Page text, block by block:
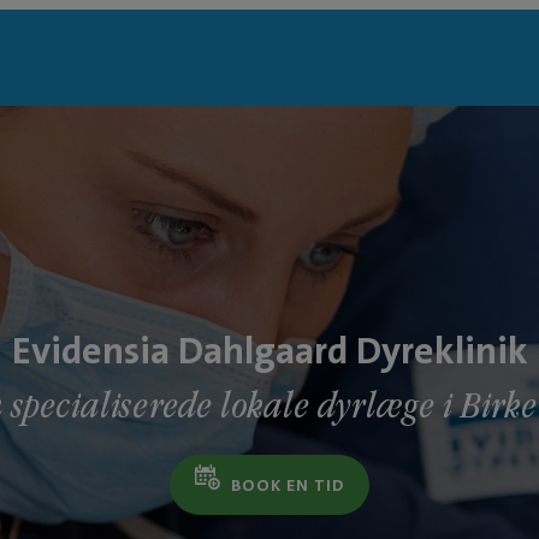
Evidensia Dahlgaard Dyreklinik
specialiserede lokale dyrlæge i
BOOK EN TID